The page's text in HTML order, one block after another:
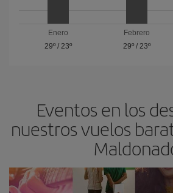
Enero
29º/ 23º
Febrero
29º/ 23º
Eventos en los
nuestros vuelos